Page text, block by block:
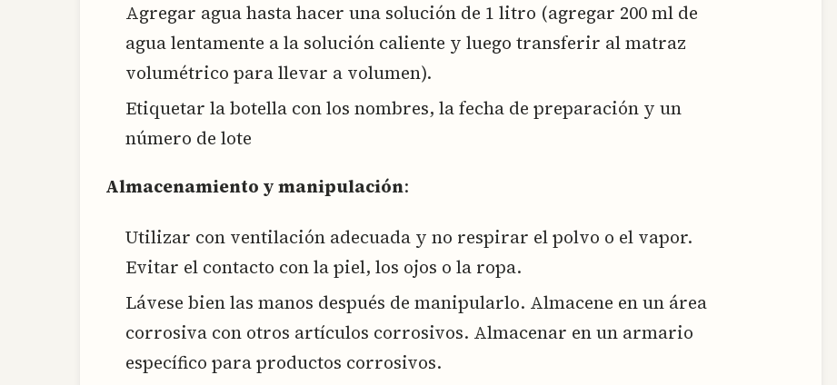
Agregar agua hasta hacer una solución de 1 litro (agregar 200 ml de
agua lentamente a la solución caliente y luego transferir al matraz
volumétrico para llevar a volumen).
Etiquetar la botella con los nombres, la fecha de preparación y un
número de lote
Almacenamiento y manipulación:
Utilizar con ventilación adecuada y no respirar el polvo o el vapor.
Evitar el contacto con la piel, los ojos o la ropa.
Lávese bien las manos después de manipularlo. Almacene en un área
corrosiva con otros artículos corrosivos. Almacenar en un armario
específico para productos corrosivos.